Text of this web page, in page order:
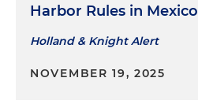
Harbor Rules in Mexico
Holland & Knight Alert
NOVEMBER 19, 2025